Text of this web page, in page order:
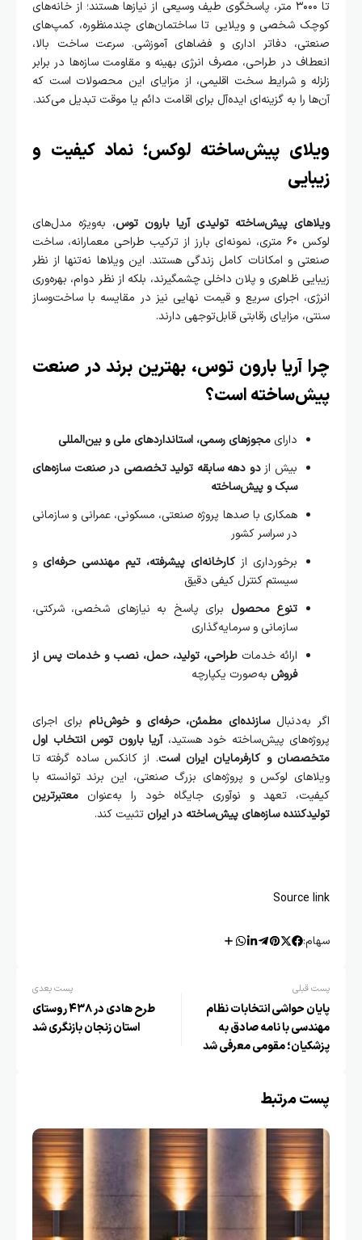
تا ۳۰۰۰ متر، پاسخگوی طیف وسیعی از نیازها هستند؛ از خانه‌های
شخصی و ویلایی تا ساختمان‌های چندمنظوره، کمپ‌های
دفاتر اداری و فضاهای آموزشی. سرعت ساخت بالا،
در طراحی، مصرف انرژی بهینه و مقاومت سازه‌ها در برابر
و شرایط سخت اقلیمی، از مزایای این محصولات است که
را به گزینه‌ای ایده‌آل برای اقامت دائم یا موقت تبدیل می‌کند.
پیش‌ساخته لوکس؛ نماد کیفیت و
پیش‌ساخته تولیدی آریا بارون توس، به‌ویژه مدل‌های
لوکس ۶۰ متری، نمونه‌ای بارز از ترکیب طراحی معمارانه، ساخت
و امکانات کامل زندگی هستند. این ویلاها نه‌تنها از نظر
ظاهری و پلان داخلی چشمگیرند، بلکه از نظر دوام، بهره‌وری
اجرای سریع و قیمت نهایی نیز در مقایسه با ساخت‌وساز
مزایای رقابتی قابل‌توجهی دارند.
آریا بارون توس، بهترین برند در صنعت
است؟
مجوزهای رسمی، استانداردهای ملی و بین‌المللی
بیش ازدو دهه سابقه تولید تخصصی در صنعت سازه‌های
سبک و پیش‌ساخته
همکاری با صدها پروژه صنعتی، مسکونی، عمرانی و سازمانی
در سراسر کشور
برخورداری ازکارخانه‌ای پیشرفته، تیم مهندسی حرفه‌ایو
سیستم کنترل کیفی دقیق
تنوع محصولبرای پاسخ به نیازهای شخصی، شرکتی،
سازمانی و سرمایه‌گذاری
ارائه خدماتطراحی، تولید، حمل، نصب و خدمات پس از
به‌صورت یکپارچه
به‌دنبالسازنده‌ای مطمئن، حرفه‌ای و خوش‌نامبرای اجرای
پیش‌ساخته خود هستید،آریا بارون توس انتخاب اول
و کارفرمایان ایران است. از کانکس ساده گرفته تا
لوکس و پروژه‌های بزرگ صنعتی، این برند توانسته با
تعهد و نوآوری جایگاه خود را به‌عنوان معتبرترین
سازه‌های پیش‌ساخته در ایرانتثبیت کند.
Source
حواشی انتخابات نظام
با نامه صادق به
مقومی معرفی شد
طرح هادی در ۴۳۸ روستای
استان زنجان بازنگری شد
مرتبط